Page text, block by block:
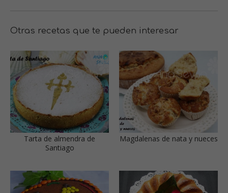
Otras recetas que te pueden interesar
Tarta de almendra de
Santiago
Magdalenas de nata y nueces